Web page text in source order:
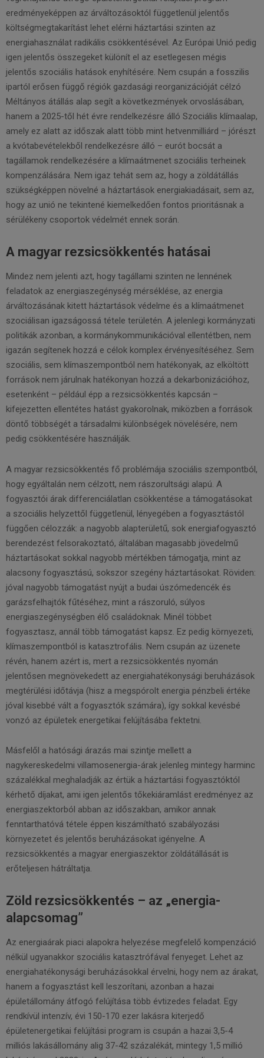
eredményeképpen az árváltozásoktól függetlenül jelentős
költségmegtakarítást lehet elérni háztartási szinten az
energiahasználat radikális csökkentésével. Az Európai Unió pedig
igen jelentős összegeket különít el az esetlegesen mégis
jelentős szociális hatások enyhítésére. Nem csupán a fosszilis
ipartól erősen függő régiók gazdasági reorganizációját célzó
Méltányos átállás alap segít a következmények orvoslásában,
hanem a 2025-től hét évre rendelkezésre álló Szociális klímaalap,
amely ez alatt az időszak alatt több mint hetvenmilliárd – jórészt
a kvótabevételekből rendelkezésre álló – eurót bocsát a
tagállamok rendelkezésére a klímaátmenet szociális terheinek
kompenzálására. Nem igaz tehát sem az, hogy a zöldátállás
szükségképpen növelné a háztartások energiakiadásait, sem az,
hogy az unió ne tekintené kiemelkedően fontos prioritásnak a
sérülékeny csoportok védelmét ennek során.
A magyar rezsicsökkentés hatásai
Mindez nem jelenti azt, hogy tagállami szinten ne lennének
feladatok az energiaszegénység mérséklése, az energia
árváltozásának kitett háztartások védelme és a klímaátmenet
szociálisan igazságossá tétele területén. A jelenlegi kormányzati
politikák azonban, a kormánykommunikációval ellentétben, nem
igazán segítenek hozzá e célok komplex érvényesítéséhez. Sem
szociális, sem klímaszempontból nem hatékonyak, az elköltött
források nem járulnak hatékonyan hozzá a dekarbonizációhoz,
esetenként – például épp a rezsicsökkentés kapcsán –
kifejezetten ellentétes hatást gyakorolnak, miközben a források
döntő többségét a társadalmi különbségek növelésére, nem
pedig csökkentésére használják.
A magyar rezsicsökkentés fő problémája szociális szempontból,
hogy egyáltalán nem célzott, nem rászorultsági alapú. A
fogyasztói árak differenciálatlan csökkentése a támogatásokat
a szociális helyzettől függetlenül, lényegében a fogyasztástól
függően célozzák: a nagyobb alapterületű, sok energiafogyasztó
berendezést felsorakoztató, általában magasabb jövedelmű
háztartásokat sokkal nagyobb mértékben támogatja, mint az
alacsony fogyasztású, sokszor szegény háztartásokat. Röviden:
jóval nagyobb támogatást nyújt a budai úszómedencék és
garázsfelhajtók fűtéséhez, mint a rászoruló, súlyos
energiaszegénységben élő családoknak. Minél többet
fogyasztasz, annál több támogatást kapsz. Ez pedig környezeti,
klímaszempontból is katasztrofális. Nem csupán az üzenete
révén, hanem azért is, mert a rezsicsökkentés nyomán
jelentősen megnövekedett az energiahatékonysági beruházások
megtérülési időtávja (hisz a megspórolt energia pénzbeli értéke
jóval kisebbé vált a fogyasztók számára), így sokkal kevésbé
vonzó az épületek energetikai felújításába fektetni.
Másfelől a hatósági árazás mai szintje mellett a
nagykereskedelmi villamosenergia-árak jelenleg mintegy harminc
százalékkal meghaladják az értük a háztartási fogyasztóktól
kérhető díjakat, ami igen jelentős tőkekiáramlást eredményez az
energiaszektorból abban az időszakban, amikor annak
fenntarthatóvá tétele éppen kiszámítható szabályozási
környezetet és jelentős beruházásokat igényelne. A
rezsicsökkentés a magyar energiaszektor zöldátállását is
erőteljesen hátráltatja.
Zöld rezsicsökkentés – az „energia-
alapcsomag”
Az energiaárak piaci alapokra helyezése megfelelő kompenzáció
nélkül ugyanakkor szociális katasztrófával fenyeget. Lehet az
energiahatékonysági beruházásokkal érvelni, hogy nem az árakat,
hanem a fogyasztást kell leszorítani, azonban a hazai
épületállomány átfogó felújítása több évtizedes feladat. Egy
rendkívül intenzív, évi 150-170 ezer lakásra kiterjedő
épületenergetikai felújítási program is csupán a hazai 3,5-4
milliós lakásállomány alig 37-42 százalékát, mintegy 1,5 millió